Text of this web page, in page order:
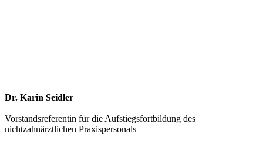
Dr. Karin Seidler
Vorstandsreferentin für die Aufstiegsfortbildung des
nichtzahnärztlichen Praxispersonals